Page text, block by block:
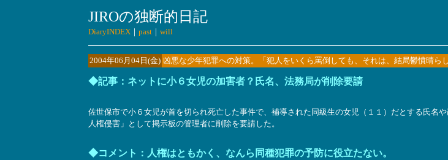
JIROの独断的日記
DiaryINDEX ｜ past ｜ will
2004年06月04日(金) 凶悪な少年犯罪への対策。「犯人をいくら罵倒しても、それは、結局鬱憤晴ら
◆記事：ネットに小６女児の加害者？氏名、法務局が削除要請
佐世保市で小６女児が首を切られ死亡した事件で、補導された同級生の女児（１１）だとする氏名
人権侵害」として掲示板の管理者に削除を要請した。
◆コメント：人権はともかく、なんら同種犯罪の予防に役立たない。